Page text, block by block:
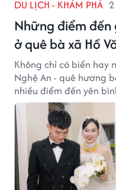
DU LỊCH - KHÁM PHÁ
Những điểm
ở quê bà xã Hồ
Không chỉ có biển hay
Nghệ An - quê hương
nhiều điểm đến yên